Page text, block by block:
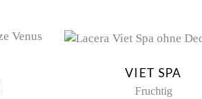
VIET SPA
Fruchtig